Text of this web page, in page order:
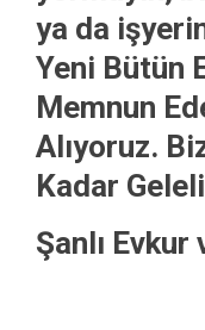
ya da
Yeni Bütün
Memnun
Alıyoruz.
Kadar
Şanlı Evkur